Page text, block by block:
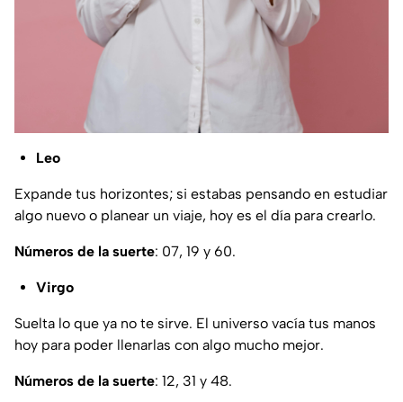
Leo
Expande tus horizontes; si estabas pensando en estudiar
algo nuevo o planear un viaje, hoy es el día para crearlo.
Números de la suerte: 07, 19 y 60.
Virgo
Suelta lo que ya no te sirve. El universo vacía tus manos
hoy para poder llenarlas con algo mucho mejor.
Números de la suerte: 12, 31 y 48.